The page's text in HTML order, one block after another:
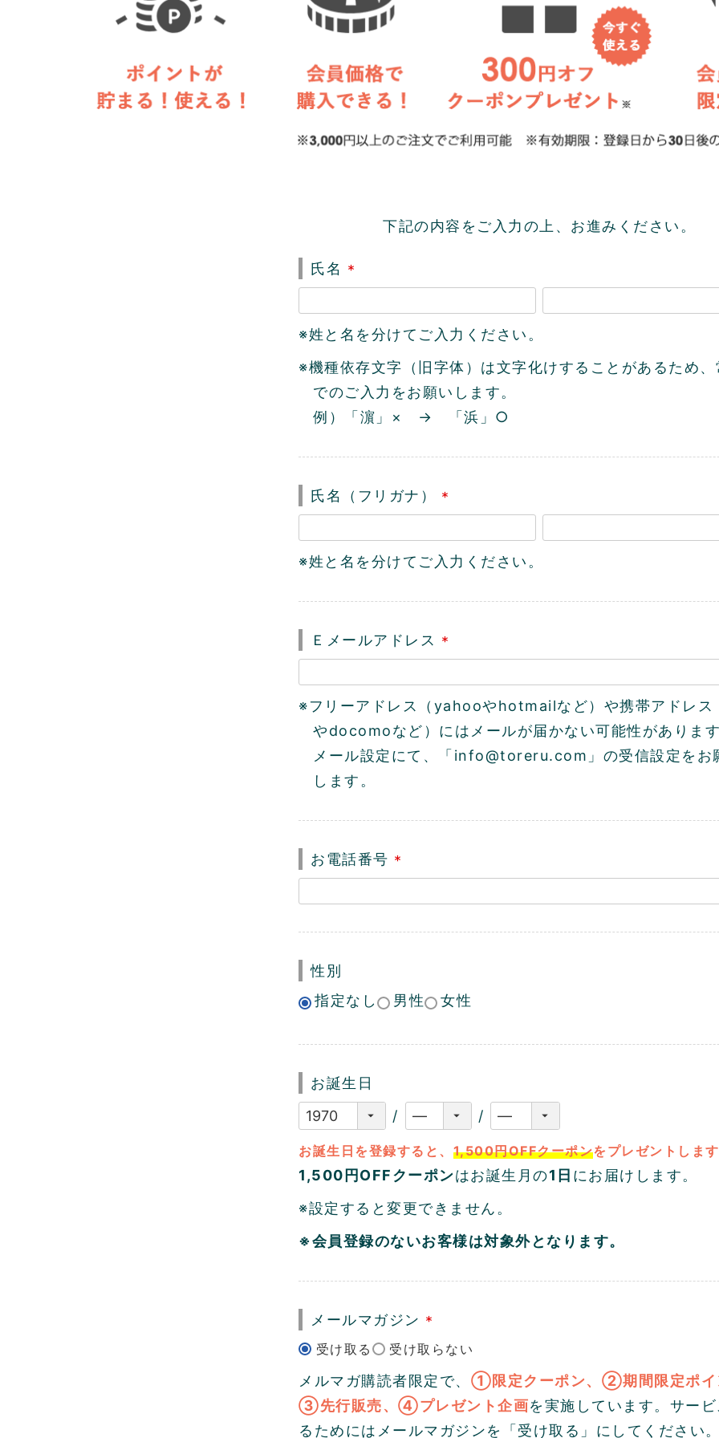
下記の内容をご入力の上、お進みください。
氏名
(
必
須
)
※姓と名を分けてご入力ください。
※機種依存文字（旧字体）は文字化けすることがあるため、
でのご入力をお願いします。
例）「濵」× → 「浜」○
氏名（フリガナ）
(
必
須
※姓と名を分けてご入力ください。
Ｅメールアドレス
(
必
須
)
※フリーアドレス（yahooやhotmailなど）や携帯アドレ
やdocomoなど）にはメールが届かない可能性があります
メール設定にて、「info@toreru.com」の受信設定をお
します。
お電話番号
(
必
性別
指定なし
男性 女性
お誕生日
お誕生日を登録すると、 1,500円OFFクーポンをプレゼントします
1,500円OFFクーポンはお誕生月の1日 にお届けします。
※設定すると変更できません。
※会員登録のないお客様は対象外となります。
メールマガジン
(
須
)
メルマガ購読者限定で、 ①限定クーポン、②期間限定ポイ
③先行販売、④プレゼント企画を実施しています。サー
るためにはメールマガジンを「受け取る」にしてください。